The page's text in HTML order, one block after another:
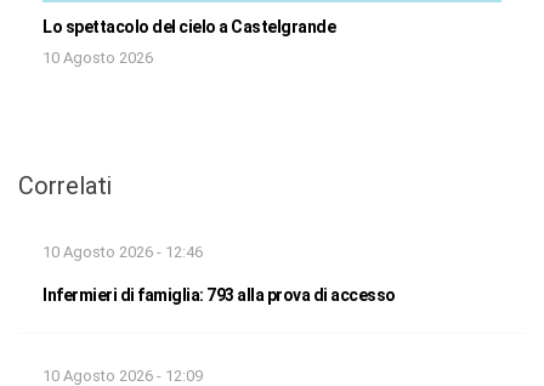
Lo spettacolo del cielo a Castelgrande
10 Agosto 2026
Correlati
10 Agosto 2026 - 12:46
Infermieri di famiglia: 793 alla prova di accesso
10 Agosto 2026 - 12:09